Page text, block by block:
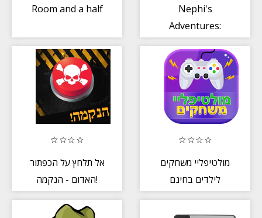
Room and a half
Nephi's
Adventures:
אל תלחץ על הכפתור
האדום - הנקמה!
מולטיפליי משחקים
לילדים בחינם